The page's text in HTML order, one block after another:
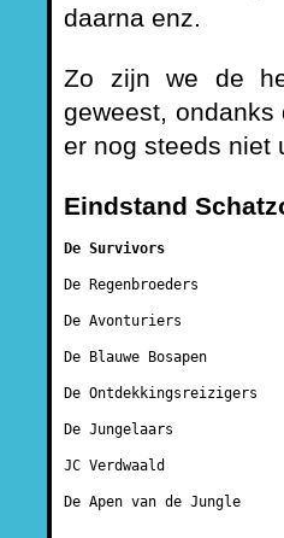
daarna enz.
Zo zijn we de
geweest,
er nog steeds
Eindstand
De Survivors
De Regenbroeders
De Avonturiers
De Blauwe Bosapen
De Ontdekkingsreizigers
De Jungelaars
JC Verdwaald
De Apen van de Jungle